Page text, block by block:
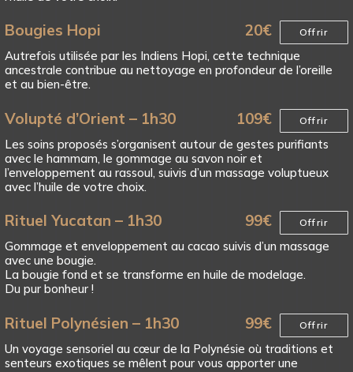
Bougies Hopi 20€ Offrir
Autrefois utilisée par les Indiens Hopi, cette technique
ancestrale contribue au nettoyage en profondeur de l’oreille
et au bien-être.
Volupté d’Orient – 1h30 109€ Offrir
Les soins proposés s’organisent autour de gestes purifiants
avec le hammam, le gommage au savon noir et
l’enveloppement au rassoul, suivis d’un massage voluptueux
avec l’huile de votre choix.
Rituel Yucatan – 1h30 99€ Offrir
Gommage et enveloppement au cacao suivis d’un massage
avec une bougie.
La bougie fond et se transforme en huile de modelage.
Du pur bonheur !
Rituel Polynésien – 1h30 99€ Offrir
Un voyage sensoriel au cœur de la Polynésie où traditions et
senteurs exotiques se mêlent pour vous apporter une